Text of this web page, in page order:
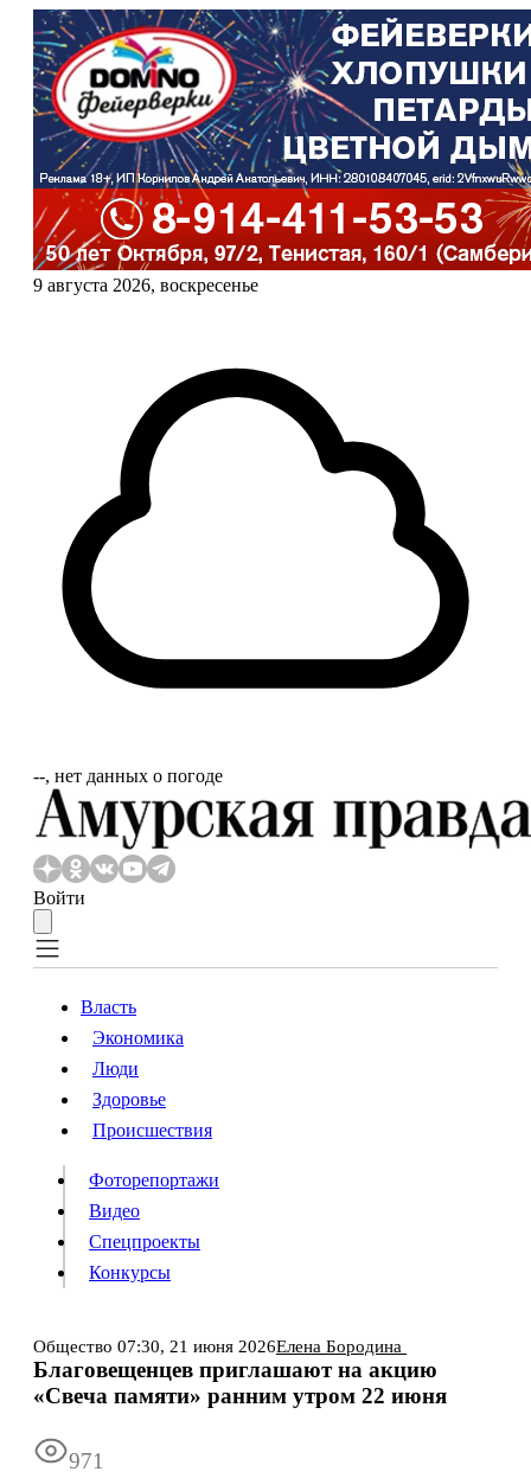
9 августа 2026, воскресенье
‐‐, нет данных о погоде
Войти
Власть
Происшествия
Видео
Конкурсы
ПодпискаРеклама Все новости
Власть
Экономика
Люди
Здоровье
Происшествия
Фоторепортажи
Видео
Спецпроекты
Конкурсы
Общество 07:30, 21 июня 2026Елена Бородина
Благовещенцев приглашают на акцию
«Свеча памяти» ранним утром 22 июня
971